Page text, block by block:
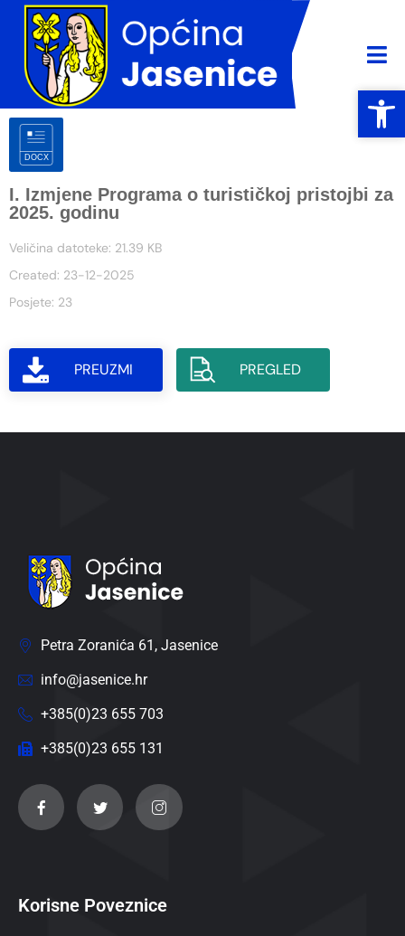
I. Izmjene Programa o turističkoj pristojbi za
2025. godinu
Veličina datoteke: 21.39 KB
Created: 23-12-2025
Posjete: 23
PREUZMI PREGLED
Petra Zoranića 61, Jasenice
info@jasenice.hr
+385(0)23 655 703
+385(0)23 655 131
Korisne Poveznice